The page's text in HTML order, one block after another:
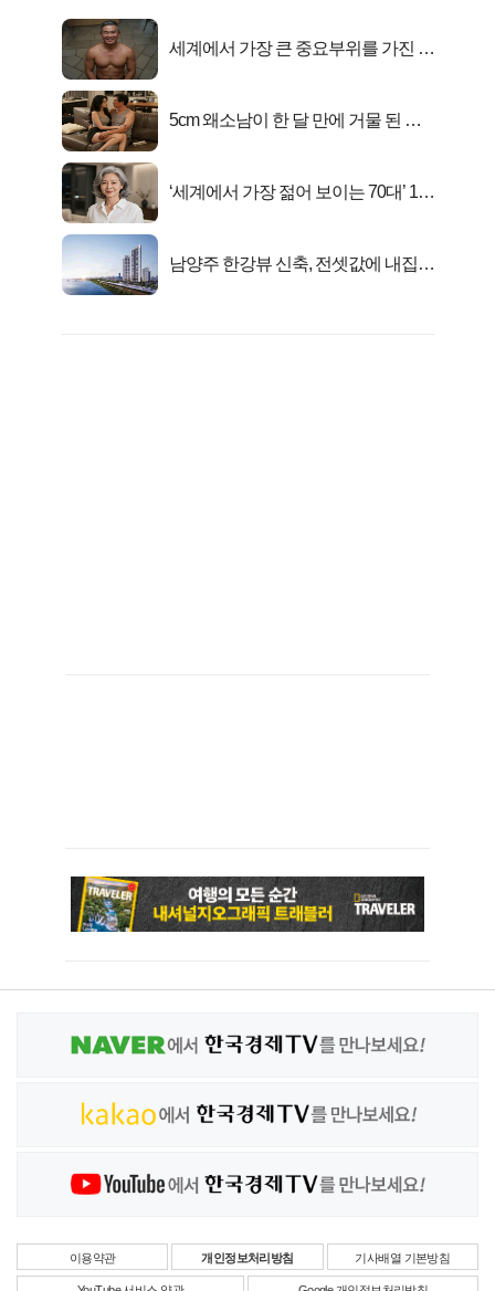
세계에서 가장 큰 중요부위를 가진 남
5cm 왜소남이 한 달 만에 거물 된 사
‘세계에서 가장 젊어 보이는 70대’ 1위
남양주 한강뷰 신축, 전셋값에 내집마
이용약관 개인정보처리방침 기사배열 기본방침